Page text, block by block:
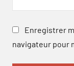
Enregistrer
navigateur pour